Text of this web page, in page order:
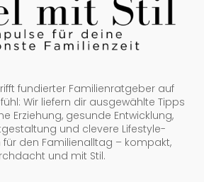
fundierter Familienratgeber auf
Wir liefern dir ausgewählte Tipps
Erziehung, gesunde Entwicklung,
und clevere Lifestyle-
für den Familienalltag – kompakt,
und mit Stil.